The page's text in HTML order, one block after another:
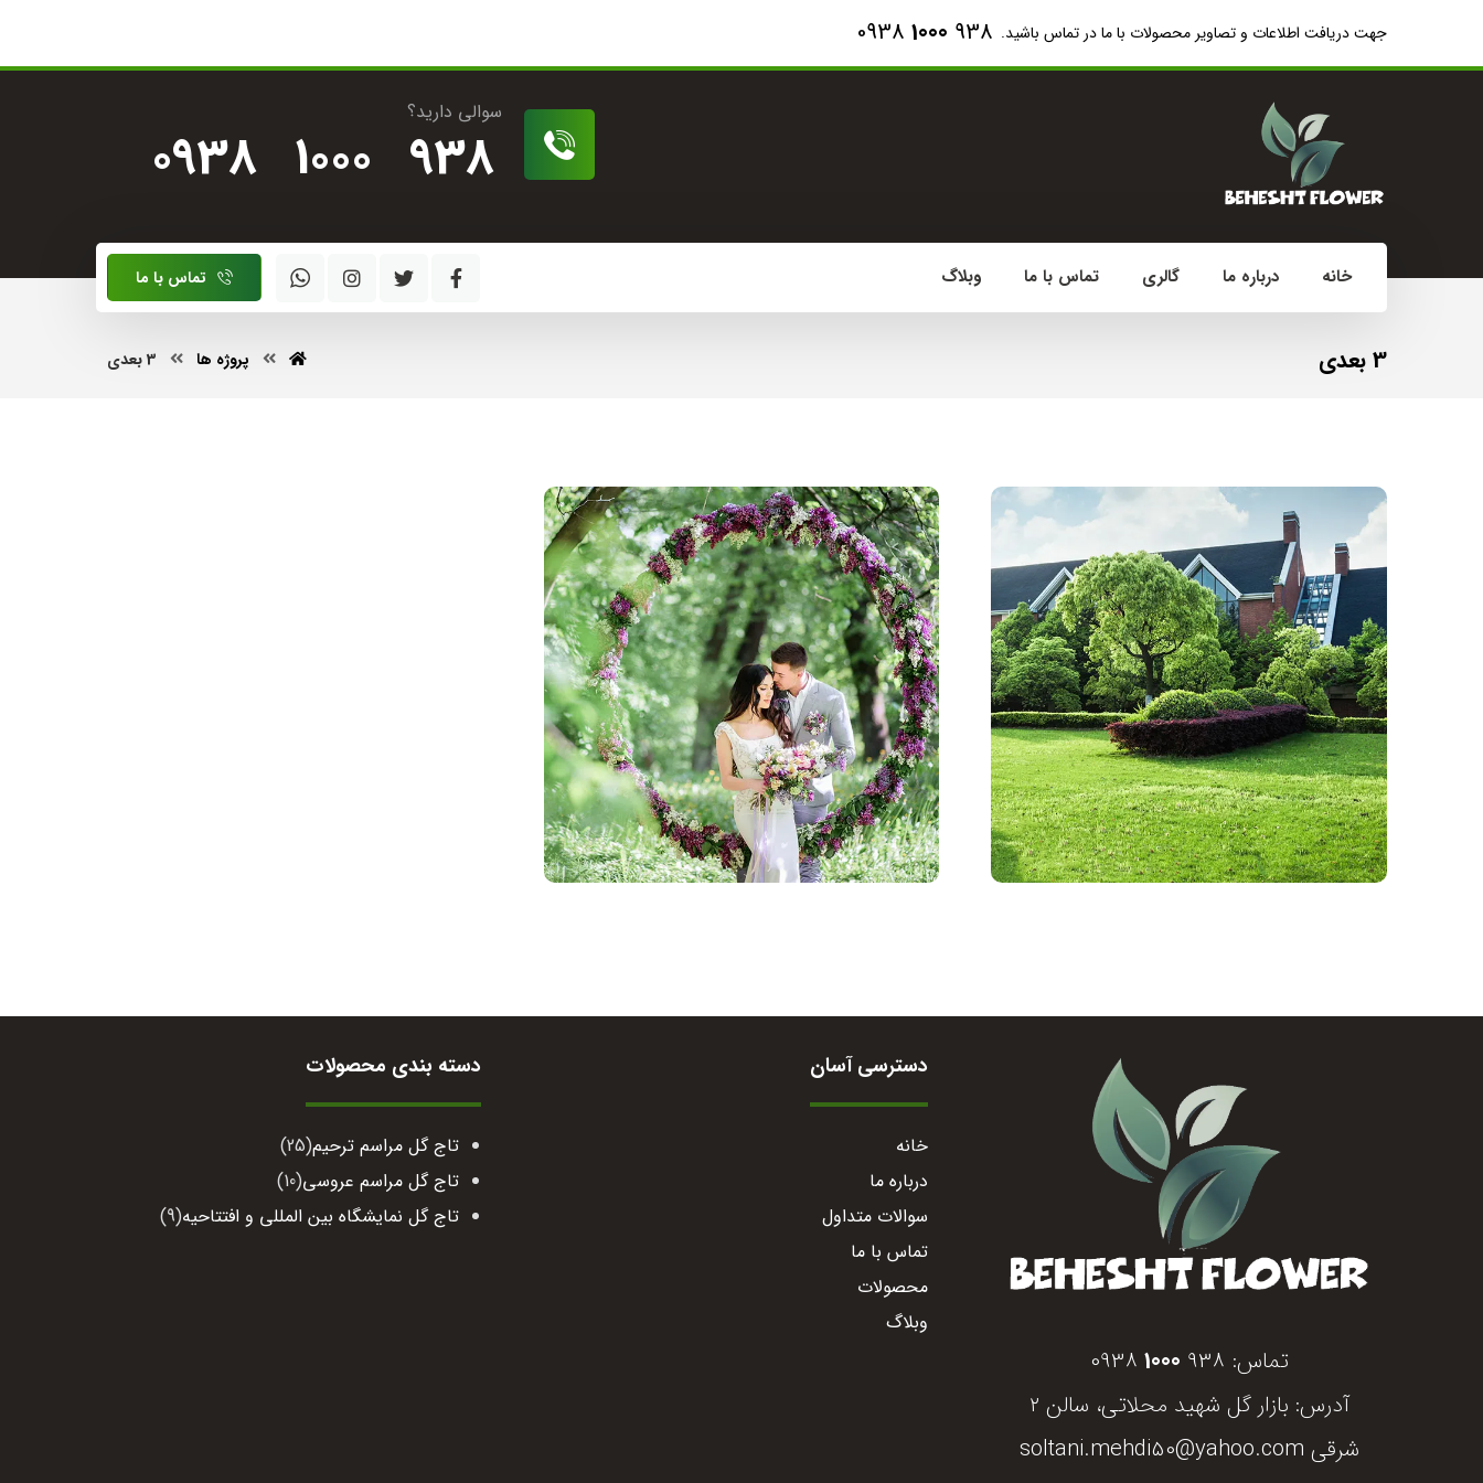
جهت دریافت اطلاعات و تصاویر محصولات با ما در تماس باشید. 0938 1000 938
سوالی دارید؟
0938 1000 938
خانه درباره ما گالری تماس با ما وبلاگ تماس با ما
3 بعدی پروژه ها 3 بعدی
تماس: 0938 1000 938
آدرس: بازار گل شهید محلاتی، سالن ۲
شرقی soltani.mehdi50@yahoo.com
دسترسی آسان
خانه
درباره ما
سوالات متداول
تماس با ما
محصولات
وبلاگ
دسته بندی محصولات
تاج گل مراسم ترحیم(25)
تاج گل مراسم عروسی(10)
تاج گل نمایشگاه بین المللی و افتتاحیه(9)